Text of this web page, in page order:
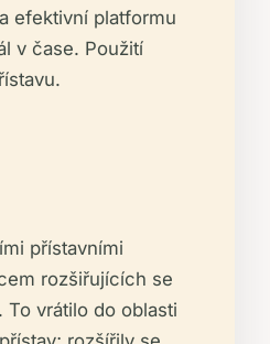
efektivní platformu
v čase. Použití
přístavními
rozšiřujících se
vrátilo do oblasti